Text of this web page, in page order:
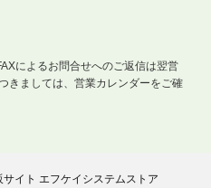
によるお問合せへのご返信は翌営
きましては、営業カレンダーをご確
イト エフケイシステムストア